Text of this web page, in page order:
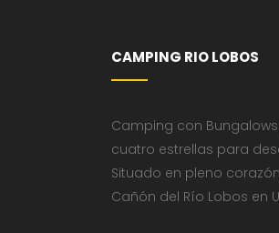
CAMPING RIO LOBOS
Camping con
cuatro estrellas para
Situado en pleno
Cañón del Río Lobos en